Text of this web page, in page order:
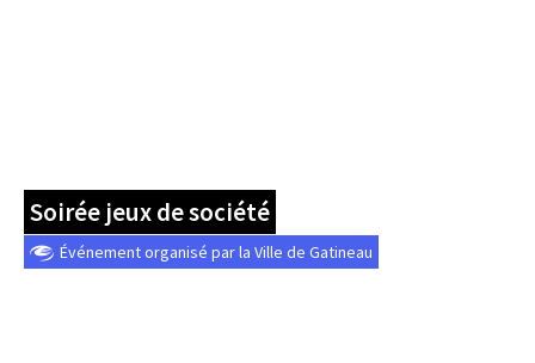
Soirée jeux de société
Événement organisé par la Ville de Gatineau